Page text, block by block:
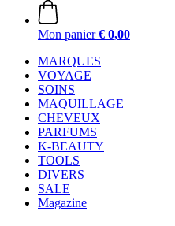
Mon panier € 0,00
MARQUES
VOYAGE
SOINS
MAQUILLAGE
CHEVEUX
PARFUMS
K-BEAUTY
TOOLS
DIVERS
SALE
Magazine